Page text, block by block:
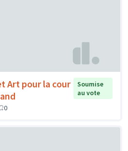
Art pour la cour
Soumise
au vote
0